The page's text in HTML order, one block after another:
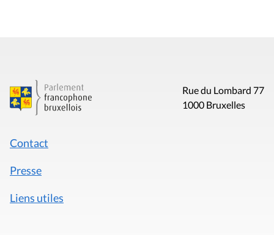
Rue du Lombard 77
1000 Bruxelles
Contact
Presse
Liens utiles